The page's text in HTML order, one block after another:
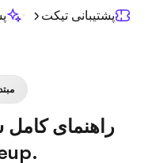
پشتیبانی تیکت
راهنمای کامل
.makeup ایده‌آل